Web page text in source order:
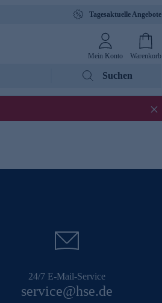
Tagesaktuelle Angebote
Mein Konto Warenkorb
Suchen
24/7 E-Mail-Service
service@hse.de